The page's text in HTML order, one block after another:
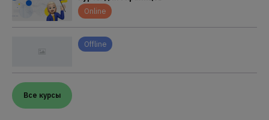
Online
Offline
Все курсы